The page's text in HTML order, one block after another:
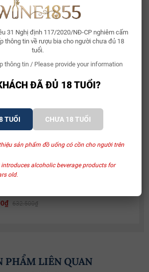
31 Nghị định 117/2020/NĐ-CP nghiêm cấm
thông tin về rượu bia cho người chưa đủ 18
tuổi.
thông tin / Please provide your information
ĐÃ ĐỦ 18 TUỔI?
TUỔI CHƯA 18 TUỔI
sản phẩm đồ uống có cồn cho người trên
introduces alcoholic beverage products for
old.
Glenallachie 13 Year Of The Horse 2026
Sủi Gemma Di Luna Moscato Vino
581.000₫
632.500₫
PHẨM LIÊN QUAN